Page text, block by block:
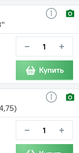
− +
Купить
− +